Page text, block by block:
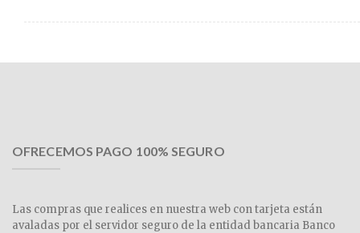
OFRECEMOS PAGO 100% SEGURO
Las compras que realices en nuestra web con tarjeta están
avaladas por el servidor seguro de la entidad bancaria Banco